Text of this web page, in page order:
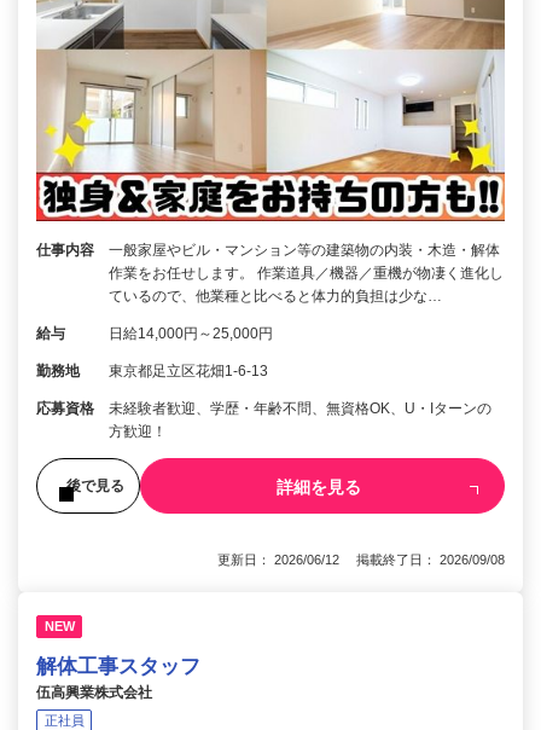
仕事内容
一般家屋やビル・マンション等の建築物の内装・木造・解体
作業をお任せします。 作業道具／機器／重機が物凄く進化し
ているので、他業種と比べると体力的負担は少な…
給与 日給14,000円～25,000円
勤務地 東京都足立区花畑1-6-13
応募資格
未経験者歓迎、学歴・年齢不問、無資格OK、U・Iターンの
方歓迎！
後で見る 詳細を見る
更新日： 2026/06/12 掲載終了日： 2026/09/08
NEW
解体工事スタッフ
伍高興業株式会社
正社員